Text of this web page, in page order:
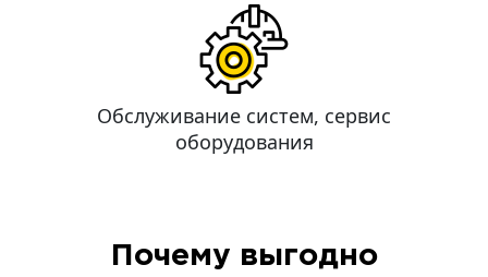
Обслуживание систем, сервис
оборудования
Почему выгодно